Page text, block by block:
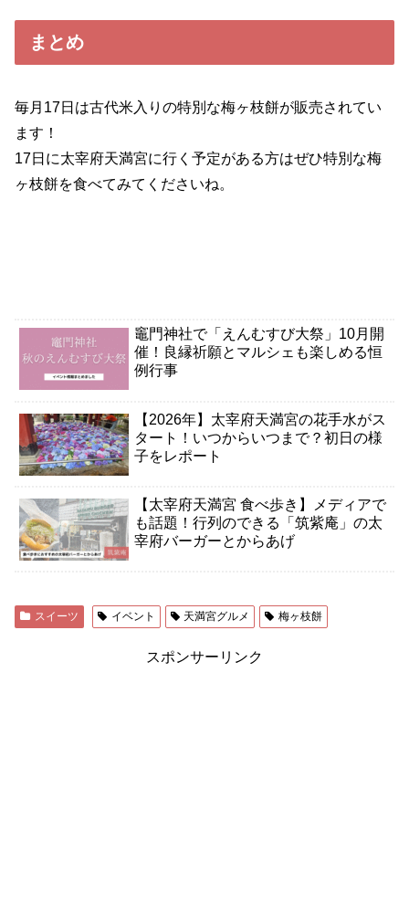
まとめ
毎月17日は古代米入りの特別な梅ヶ枝餅が販売されてい
ます！
17日に太宰府天満宮に行く予定がある方はぜひ特別な梅
ヶ枝餅を食べてみてくださいね。
竈門神社で「えんむすび大祭」10月開
催！良縁祈願とマルシェも楽しめる恒
例行事
【2026年】太宰府天満宮の花手水がス
タート！いつからいつまで？初日の様
子をレポート
【太宰府天満宮 食べ歩き】メディアで
も話題！行列のできる「筑紫庵」の太
宰府バーガーとからあげ
スイーツ イベント 天満宮グルメ 梅ヶ枝餅
スポンサーリンク